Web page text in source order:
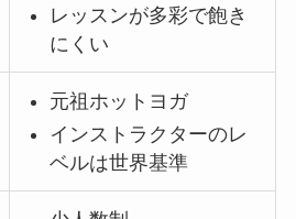
レッスンが多彩で飽き
にくい
元祖ホットヨガ
インストラクターのレ
ベルは世界基準